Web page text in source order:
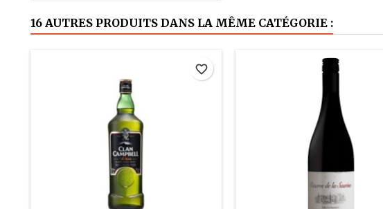
16 AUTRES PRODUITS DANS LA MÊME CATÉGORIE :
favorite_border